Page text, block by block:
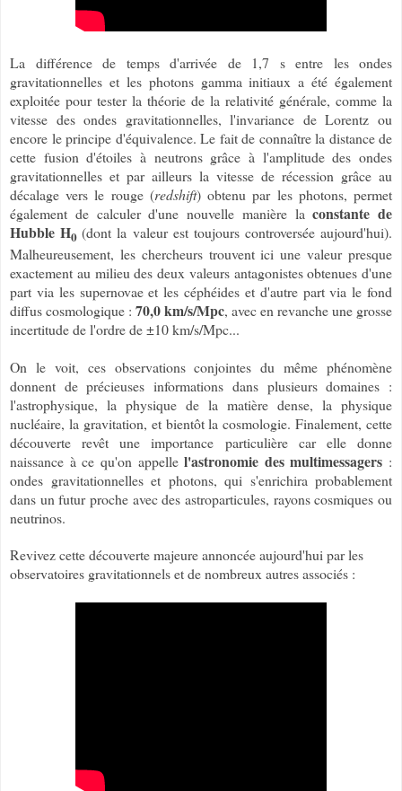
La différence de temps d'arrivée de 1,7 s entre les ondes
gravitationnelles et les photons gamma initiaux a été également
exploitée pour tester la théorie de la relativité générale, comme la
vitesse des ondes gravitationnelles, l'invariance de Lorentz ou
encore le principe d'équivalence. Le fait de connaître la distance de
cette fusion d'étoiles à neutrons grâce à l'amplitude des ondes
gravitationnelles et par ailleurs la vitesse de récession grâce au
décalage vers le rouge (redshift) obtenu par les photons, permet
également de calculer d'une nouvelle manière laconstante de
Hubble H0(dont la valeur est toujours controversée aujourd'hui).
Malheureusement, les chercheurs trouvent ici une valeur presque
exactement au milieu des deux valeurs antagonistes obtenues d'une
part via les supernovae et les céphéides et d'autre part via le fond
diffus cosmologique : 70,0 km/s/Mpc, avec en revanche une grosse
incertitude de l'ordre de ±10 km/s/Mpc...
On le voit, ces observations conjointes du même phénomène
donnent de précieuses informations dans plusieurs domaines :
l'astrophysique, la physique de la matière dense, la physique
nucléaire, la gravitation, et bientôt la cosmologie. Finalement, cette
découverte revêt une importance particulière car elle donne
naissance à ce qu'on appellel'astronomie des multimessagers :
ondes gravitationnelles et photons, qui s'enrichira probablement
dans un futur proche avec des astroparticules, rayons cosmiques ou
neutrinos.
Revivez cette découverte majeure annoncée aujourd'hui par les
observatoires gravitationnels et de nombreux autres associés :